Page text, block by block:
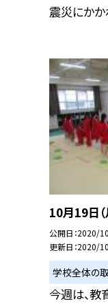
震災にか
10月19日
公開日 2020/
更新日 2020/
学校全体の
今週は、